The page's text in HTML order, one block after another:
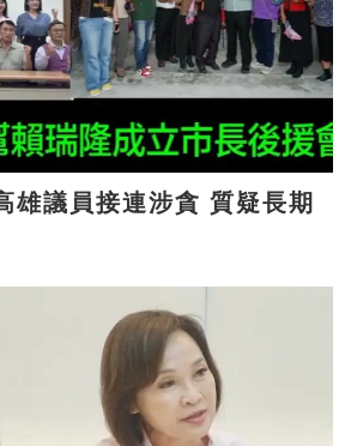
員接連涉貪 質疑長期